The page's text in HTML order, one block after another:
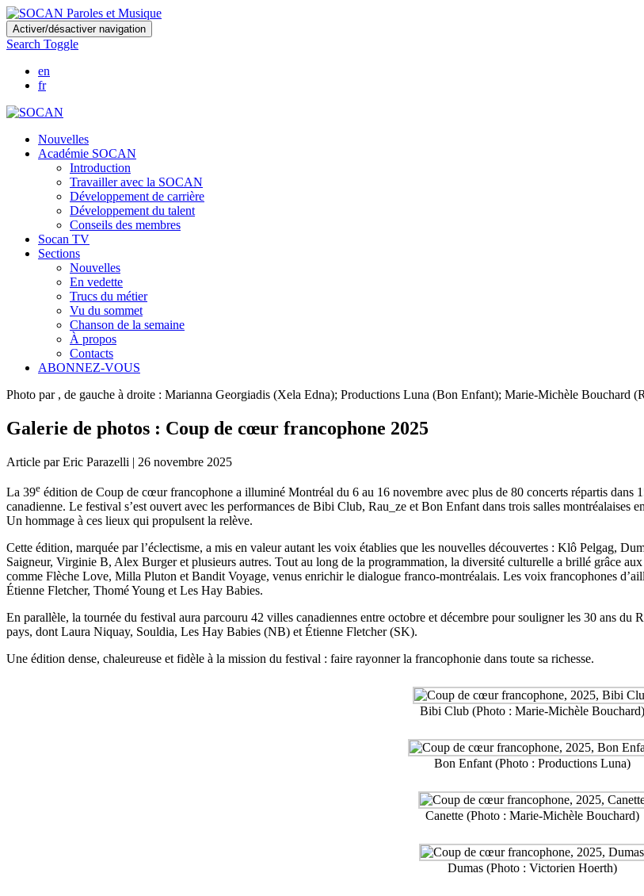
Skip
to
main
content
Activer/désactiver navigation
Search Toggle
en
fr
Nouvelles
Académie SOCAN
Introduction
Travailler avec la SOCAN
Développement de carrière
Développement du talent
Conseils des membres
Socan TV
Sections
Nouvelles
En vedette
Trucs du métier
Vu du sommet
Chanson de la semaine
À propos
Contacts
ABONNEZ-VOUS
Photo par , de gauche à droite : Marianna Georgiadis (Xela Edna); Productions Luna (Bon Enfant); Marie-Michèle Bouchard
Galerie de photos : Coup de cœur francophone 2025
Article par Eric Parazelli | 26 novembre 2025
La 39e édition de Coup de cœur francophone a illuminé Montréal du 6 au 16 novembre avec plus de 80 concerts répartis dans
canadienne. Le festival s’est ouvert avec les performances de Bibi Club, Rau_ze et Bon Enfant dans trois salles montréalaises
Un hommage à ces lieux qui propulsent la relève.
Cette édition, marquée par l’éclectisme, a mis en valeur autant les voix établies que les nouvelles découvertes : Klô Pelgag,
Saigneur, Virginie B, Alex Burger et plusieurs autres. Tout au long de la programmation, la diversité culturelle a brillé grâce
comme Flèche Love, Milla Pluton et Bandit Voyage, venus enrichir le dialogue franco-montréalais. Les voix francophones
Étienne Fletcher, Thomé Young et Les Hay Babies.
En parallèle, la tournée du festival aura parcouru 42 villes canadiennes entre octobre et décembre pour souligner les 30 ans du
pays, dont Laura Niquay, Souldia, Les Hay Babies (NB) et Étienne Fletcher (SK).
Une édition dense, chaleureuse et fidèle à la mission du festival : faire rayonner la francophonie dans toute sa richesse.
Bibi Club (Photo : Marie-Michèle Bouchard)
Bon Enfant (Photo : Productions Luna)
Canette (Photo : Marie-Michèle Bouchard)
Dumas (Photo : Victorien Hoerth)